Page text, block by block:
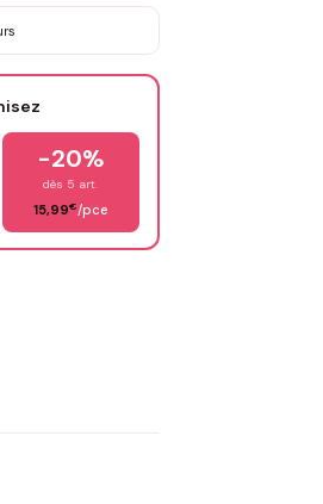
-20%
dès 5 art.
15,99€/pce